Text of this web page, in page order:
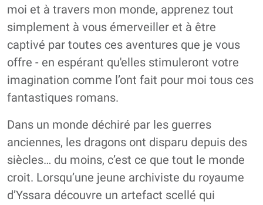
moi et à travers mon monde, apprenez tout
simplement à vous émerveiller et à être
captivé par toutes ces aventures que je vous
offre - en espérant qu'elles stimuleront votre
imagination comme l’ont fait pour moi tous ces
fantastiques romans.
Dans un monde déchiré par les guerres
anciennes, les dragons ont disparu depuis des
siècles… du moins, c’est ce que tout le monde
croit. Lorsqu’une jeune archiviste du royaume
d’Yssara découvre un artefact scellé qui